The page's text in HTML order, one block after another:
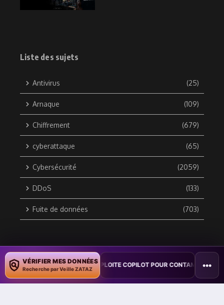
Liste des sujets
Antivirus (25)
Arnaque (109)
Chiffrement (679)
cyberattaque (65)
Cybersécurité (2059)
DDoS (133)
Fuite de données (703)
Copyright © 2010 / 2026 DATA SECURITY BREACH - Groupe
ZATAZ Média
VÉRIFIER MES DONNÉES
Recherche par Veille ZATAZ
: UN VER WORD EXPLOITE COPILOT POUR CONTAMINER DES •••